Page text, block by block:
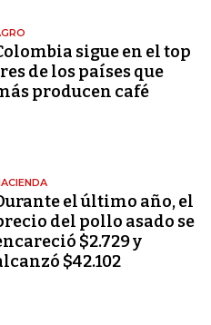
sigue en el top
de los países que
producen café
el último año, el
del pollo asado se
$2.729 y
$42.102